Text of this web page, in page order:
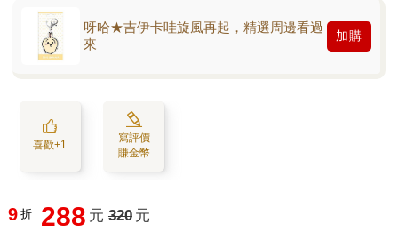
呀哈★吉伊卡哇旋風再起，精選周邊看過
來
加購
喜歡+1
寫評價
賺金幣
9 折 288 元 320 元